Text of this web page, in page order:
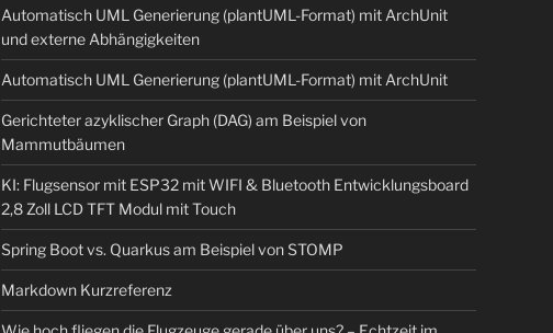
Automatisch UML Generierung (plantUML-Format) mit ArchUnit
und externe Abhängigkeiten
Automatisch UML Generierung (plantUML-Format) mit ArchUnit
Gerichteter azyklischer Graph (DAG) am Beispiel von
Mammutbäumen
KI: Flugsensor mit ESP32 mit WIFI & Bluetooth Entwicklungsboard
2,8 Zoll LCD TFT Modul mit Touch
Spring Boot vs. Quarkus am Beispiel von STOMP
Markdown Kurzreferenz